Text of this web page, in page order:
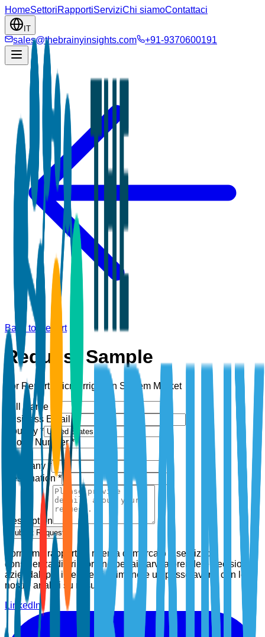
HomeSettoriRapportiServiziChi siamoContattaci
IT
sales@thebrainyinsights.com +91-9370600191
Back to Report
Request Sample
For Report: Micro-Irrigation System Market
Full Name *
Business Email *
Country *
Phone Number *
Company *
Designation *
Description
Submit Request
Forniamo rapporti di ricerca di mercato e servizi di
consulenza di prim'ordine per aiutarvi a prendere decisioni
aziendali più intelligenti. Rimanete un passo avanti con le
nostre analisi su misura.
LinkedIn